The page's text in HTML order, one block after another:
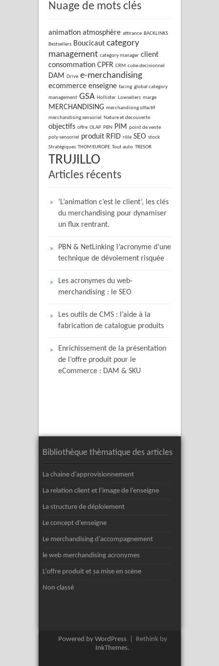
Nuage de mots clés
animation atmosphère attirance BACKLINKS
Bestsellers Boucicaut category
management category manager client
consommation CPFR CRM cube decisionnel
DAM Drive e-merchandising
ecommerce enseigne facing global category
management GSA Hollister Lowsellers marge
MERCHANDISING merchandising olfactif
merchandising sensoriel Nature et decouverte
objectifs offre OLAP PBN PIM point de vente
poly-sensoriel produit RFID rôle SEO stock
Stratégiques THOM EUROPE Tout auto TRESOR
TRUJILLO
Articles récents
‘L’animation c’est le client’, les clés
du merchandising pour dynamiser
un flux rentrant.
PBN & NetLinking l’acronyme d’une
technique de dévoiement risquée
Les acronymes du web-
merchandising : le SEO
Les outils de CMS : l’aide à la
fabrication de catalogue produits
Enrichissement de la présentation
de l’offre produit pour le
eCommerce : DAM & SKU
Bibliothèque thèmatique des articles
La chaine d’approvisionnement
La relation client et l’image de l’enseigne
La structure de déploiement
Le concept d'enseigne
Le merchandising d’accompagnement
le web merchandising acronymes
L’offre produit et sa mise en scène
Non classé
Powered by WordPress
Rethink by
InkThemes.